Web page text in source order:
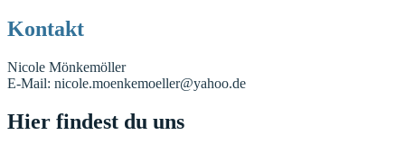
Kontakt
Nicole Mönkemöller
E-Mail: nicole.moenkemoeller@yahoo.de
Hier findest du uns